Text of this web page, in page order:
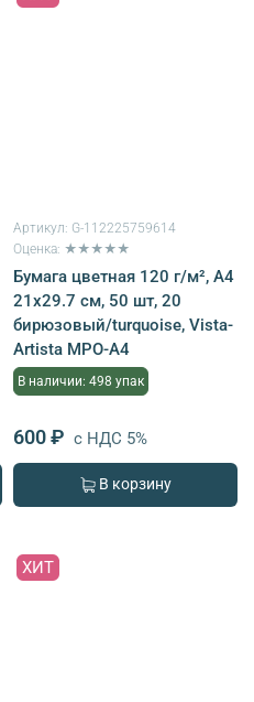
Артикул: G-112225759614
Оценка: ★★★★★
Бумага цветная 120 г/м², A4
21х29.7 см, 50 шт, 20
бирюзовый/turquoise, Vista-
Artista MPO-A4
В наличии: 498 упак
600 ₽ с НДС 5%
В корзину
ХИТ